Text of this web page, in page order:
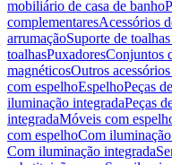
mobiliário de casa de banho
complementaresAcessórios
arrumaçãoSuporte de
toalhasPuxadoresConjuntos
magnéticosOutros
com espelhoEspelhoPeças
iluminação integradaPeças
integradaMóveis com
com espelhoCom
Com iluminação integrada